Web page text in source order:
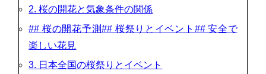
2. 桜の開花と気象条件の関係
## 桜の開花予測## 桜祭りとイベント## 安全で
楽しい花見
3. 日本全国の桜祭りとイベント